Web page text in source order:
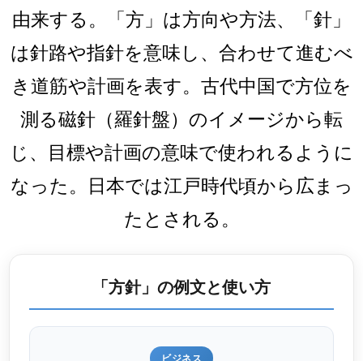
由来する。「方」は方向や方法、「針」
は針路や指針を意味し、合わせて進むべ
き道筋や計画を表す。古代中国で方位を
測る磁針（羅針盤）のイメージから転
じ、目標や計画の意味で使われるように
なった。日本では江戸時代頃から広まっ
たとされる。
「方針」の例文と使い方
ビジネス